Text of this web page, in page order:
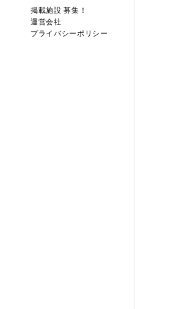
掲載施設 募集！
運営会社
プライバシーポリシー